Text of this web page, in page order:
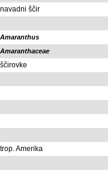
navadni ščir
Amaranthus
Amaranthaceae
ščirovke
trop. Amerika